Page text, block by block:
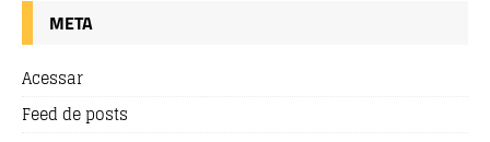
META
Acessar
Feed de posts